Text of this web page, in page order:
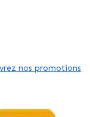
nos promotions